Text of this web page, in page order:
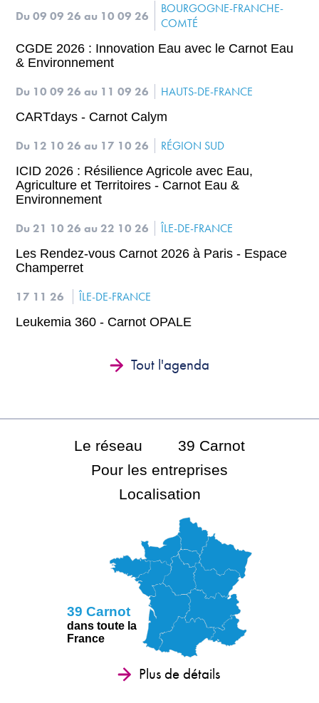
Du 09 09 26au 10 09 26
BOURGOGNE-FRANCHE-
COMTÉ
CGDE 2026 : Innovation Eau avec le Carnot Eau
& Environnement
Du 10 09 26au 11 09 26
HAUTS-DE-FRANCE
CARTdays - Carnot Calym
Du 12 10 26au 17 10 26
RÉGION SUD
ICID 2026 : Résilience Agricole avec Eau,
Agriculture et Territoires - Carnot Eau &
Environnement
Du 21 10 26au 22 10 26
ÎLE-DE-FRANCE
Les Rendez-vous Carnot 2026 à Paris - Espace
Champerret
17 11 26
ÎLE-DE-FRANCE
Leukemia 360 - Carnot OPALE
Tout l'agenda
Le réseau
39 Carnot
Pour les entreprises
Localisation
39 Carnot
dans toute la
France
Plus de détails